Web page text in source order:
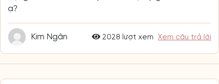
ạ?
Kim Ngân 2028 lượt xem Xem câu trả lời